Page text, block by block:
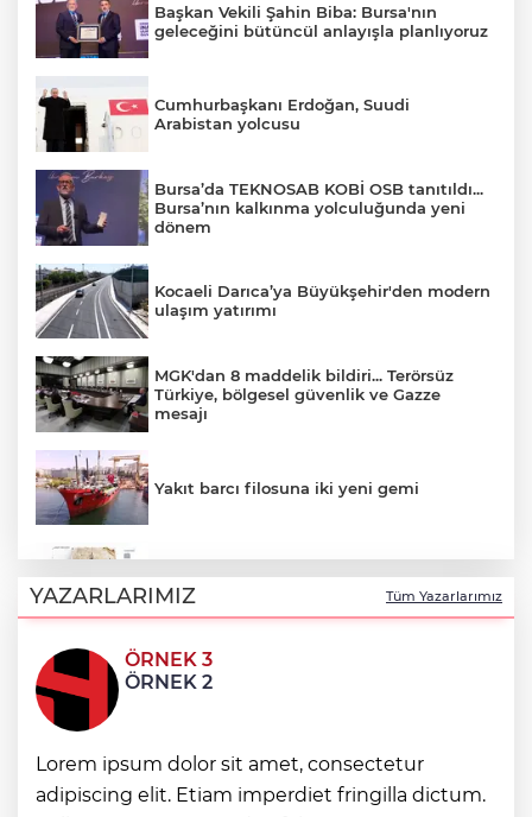
Başkan Vekili Şahin Biba: Bursa'nın
geleceğini bütüncül anlayışla planlıyoruz
Cumhurbaşkanı Erdoğan, Suudi
Arabistan yolcusu
Bursa’da TEKNOSAB KOBİ OSB tanıtıldı...
Bursa’nın kalkınma yolculuğunda yeni
dönem
Kocaeli Darıca’ya Büyükşehir'den modern
ulaşım yatırımı
MGK'dan 8 maddelik bildiri... Terörsüz
Türkiye, bölgesel güvenlik ve Gazze
mesajı
Yakıt barcı filosuna iki yeni gemi
tek platformda
Türkiye ile Vietnam arasında 'hava'da
yeni dönem... Sefer kapasitesi artırıldı
Görevden uzaklaştırılan Utku Caner
Çaykara hakkında tahliye kararı
YAZARLARIMIZ Tüm Yazarlarımız
ÖRNEK 3
ÖRNEK 2
Lorem ipsum dolor sit amet, consectetur
adipiscing elit. Etiam imperdiet fringilla dictum.